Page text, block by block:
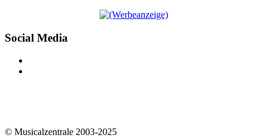
Social Media
© Musicalzentrale 2003-2025